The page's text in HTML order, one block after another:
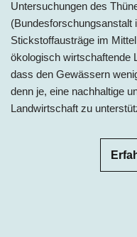
Untersuchungen des
(Bundesforschungsanstalt
Stickstoffausträge im
ökologisch wirtschaftende
dass den Gewässern
denn je, eine nachhaltige
Landwirtschaft zu